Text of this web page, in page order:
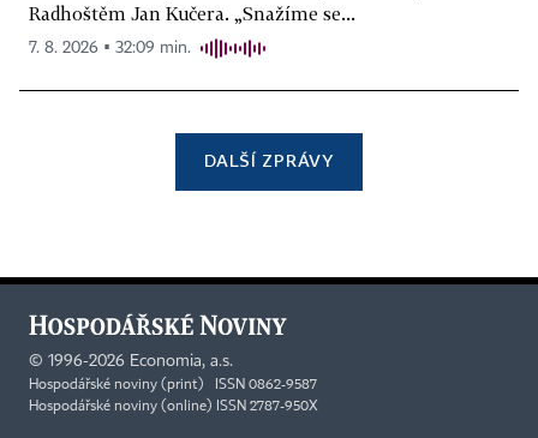
Radhoštěm Jan Kučera. „Snažíme se...
7. 8. 2026 ▪ 32:09 min.
DALŠÍ ZPRÁVY
© 1996-2026 Economia, a.s.
Hospodářské noviny (print) ISSN 0862-9587
Hospodářské noviny (online) ISSN 2787-950X